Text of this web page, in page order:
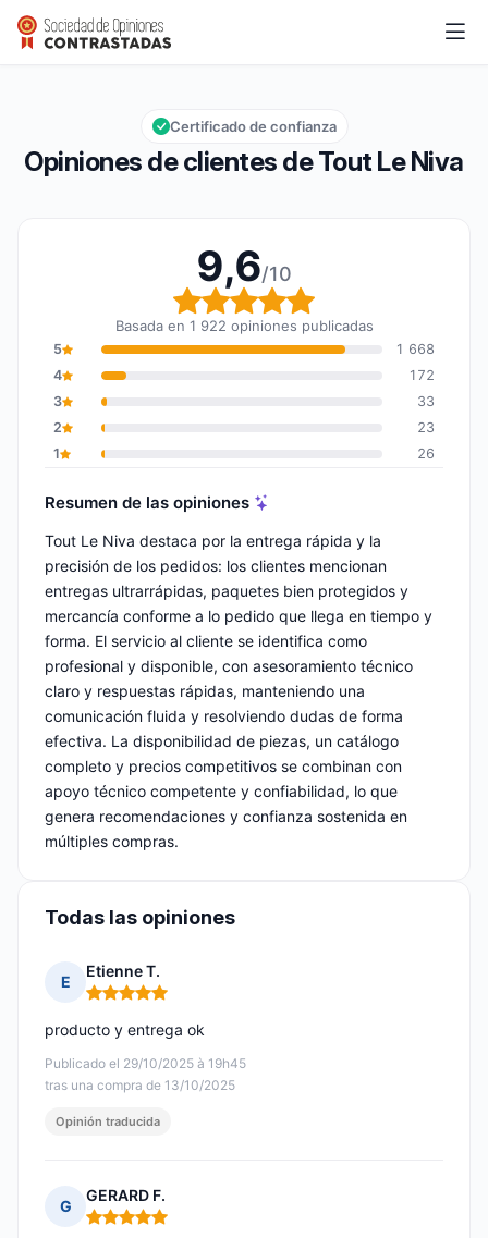
Tout Le Niva
Calificación global: 9,6 de 10
9,6/10
Opiniones de clientes de Tout Le Niva
Certificado de confianza
9,6/10
Calificación global: 9,6
Basada en 1 922 opiniones publicadas
5
1 668
4
172
3
33
2
23
1
26
Resumen de las opiniones
Tout Le Niva destaca por la entrega rápida y la
precisión de los pedidos: los clientes mencionan
entregas ultrarrápidas, paquetes bien protegidos y
mercancía conforme a lo pedido que llega en tiempo y
forma. El servicio al cliente se identifica como
profesional y disponible, con asesoramiento técnico
claro y respuestas rápidas, manteniendo una
comunicación fluida y resolviendo dudas de forma
efectiva. La disponibilidad de piezas, un catálogo
completo y precios competitivos se combinan con
apoyo técnico competente y confiabilidad, lo que
genera recomendaciones y confianza sostenida en
múltiples compras.
Todas las opiniones
E
Etienne T.
Nota: 5 de 5
Publicado el 29/10/2025 à 19h45
tras una compra de 13/10/2025
producto y entrega ok
Opinión traducida
G
GERARD F.
Nota: 5 de 5